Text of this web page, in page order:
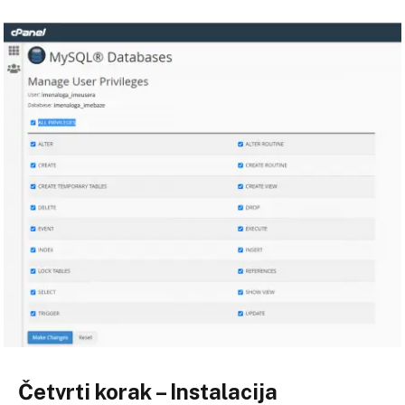
Četvrti korak – Instalacija